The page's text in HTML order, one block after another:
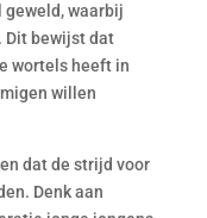
geweld, waarbij
Dit bewijst dat
wortels heeft in
willen
dat de strijd voor
Denk aan